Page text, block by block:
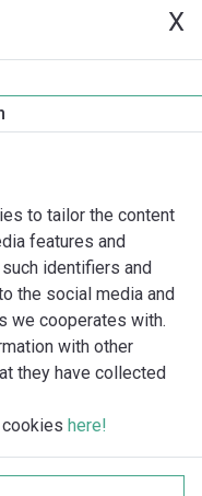
X
to tailor the content
features and
identifiers and
the social media and
we cooperates with.
with other
they have collected
here!